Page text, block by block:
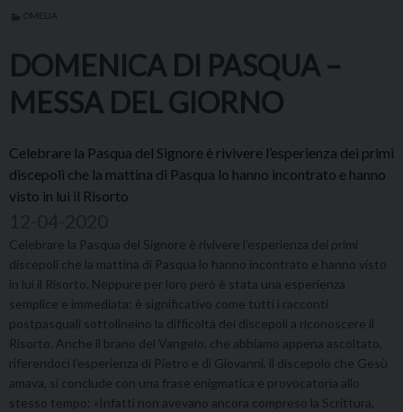
OMELIA
DOMENICA DI PASQUA –
MESSA DEL GIORNO
Celebrare la Pasqua del Signore è rivivere l’esperienza dei primi
discepoli che la mattina di Pasqua lo hanno incontrato e hanno
visto in lui il Risorto
Celebrare la Pasqua del Signore è rivivere l’esperienza dei primi
discepoli che la mattina di Pasqua lo hanno incontrato e hanno visto
in lui il Risorto. Neppure per loro però è stata una esperienza
semplice e immediata: è significativo come tutti i racconti
postpasquali sottolineino la difficoltà dei discepoli a riconoscere il
Risorto. Anche il brano del Vangelo, che abbiamo appena ascoltato,
riferendoci l’esperienza di Pietro e di Giovanni, il discepolo che Gesù
amava, si conclude con una frase enigmatica e provocatoria allo
stesso tempo: «Infatti non avevano ancora compreso la Scrittura,